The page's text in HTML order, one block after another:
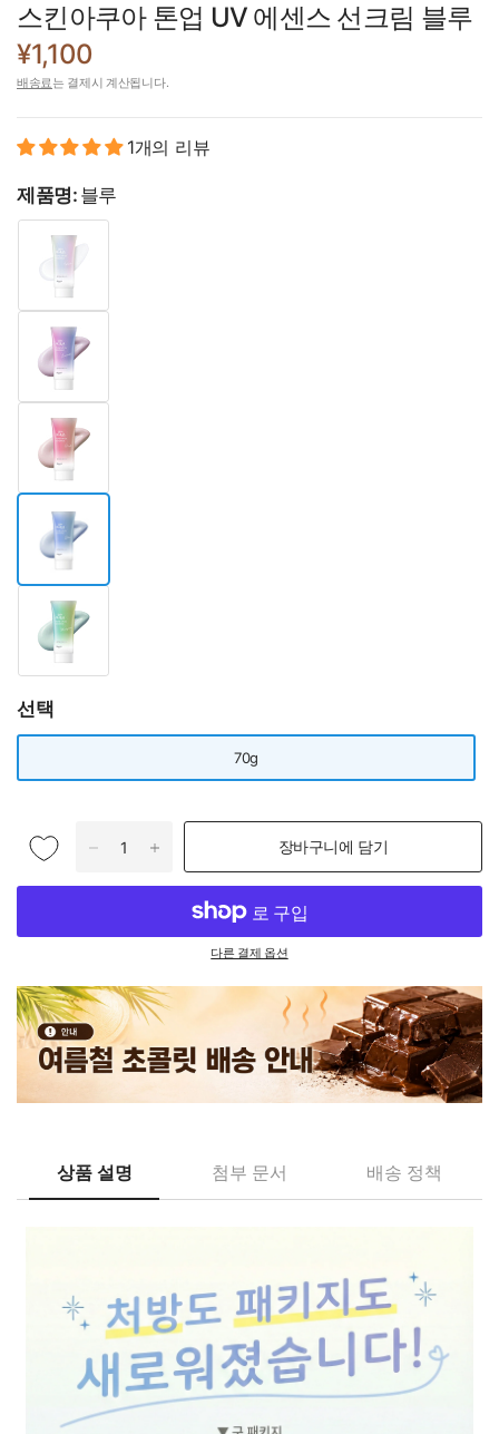
스킨아쿠아 톤업 UV 에센스 선크림 블루
¥1,100
배송료는 결제시 계산됩니다.
1개의 리뷰
제품명: 블루
선택
70g
장바구니에 담기
다른 결제 옵션
상품 설명 첨부 문서 배송 정책